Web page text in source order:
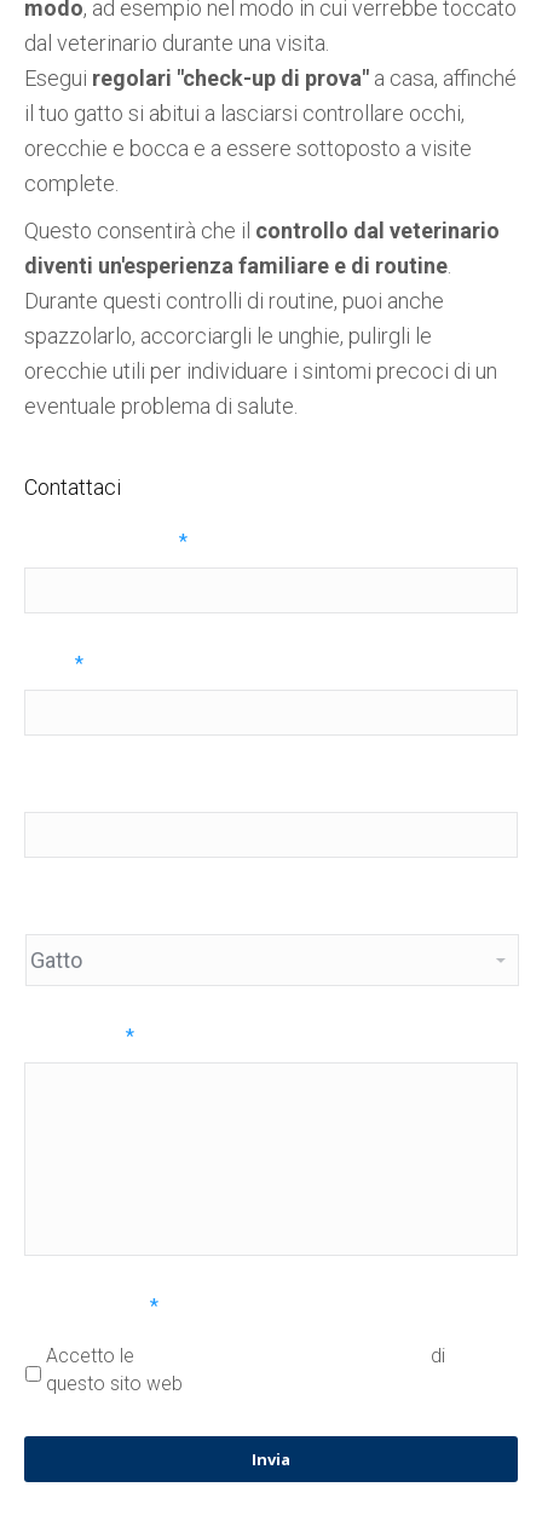
modo, ad esempio nel modo in cui verrebbe toccato
dal veterinario durante una visita.
Esegui regolari "check-up di prova" a casa, affinché
il tuo gatto si abitui a lasciarsi controllare occhi,
orecchie e bocca e a essere sottoposto a visite
complete.
Questo consentirà che il controllo dal veterinario
diventi un'esperienza familiare e di routine
Durante questi controlli di routine, puoi anche
spazzolarlo, accorciargli le unghie, pulirgli le
orecchie utili per individuare i sintomi precoci di un
eventuale problema di salute.
Contattaci
*
*
*
*
Accetto le
di
questo sito web